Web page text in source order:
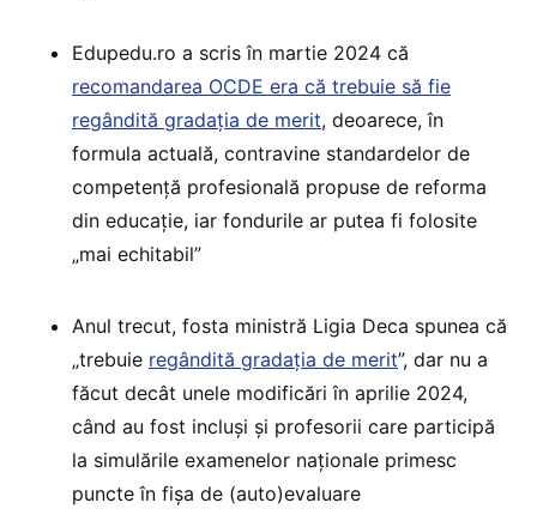
Edupedu.ro a scris în martie 2024 că
recomandarea OCDE era că trebuie să fie
regândită gradația de merit, deoarece, în
formula actuală, contravine standardelor de
competență profesională propuse de reforma
din educație, iar fondurile ar putea fi folosite
„mai echitabil”
Anul trecut, fosta ministră Ligia Deca spunea că
„trebuie regândită gradația de merit”, dar nu a
făcut decât unele modificări în aprilie 2024,
când au fost incluși și profesorii care participă
la simulările examenelor naționale primesc
puncte în fișa de (auto)evaluare